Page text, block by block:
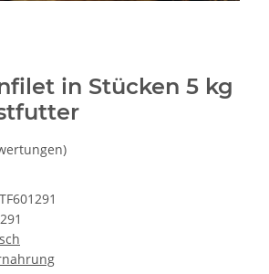
in Stücken 5 kg